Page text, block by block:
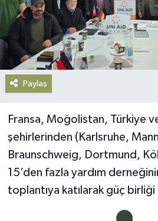
Paylaş
Fransa, Moğolistan, Türkiye ve
şehirlerinden (Karlsruhe,
Braunschweig, Dortmund,
15’den fazla yardım
toplantıya katılarak güç birliği
Kültür-Sanat
Magazin
Podcast
Sağlık
Siyaset
Spor